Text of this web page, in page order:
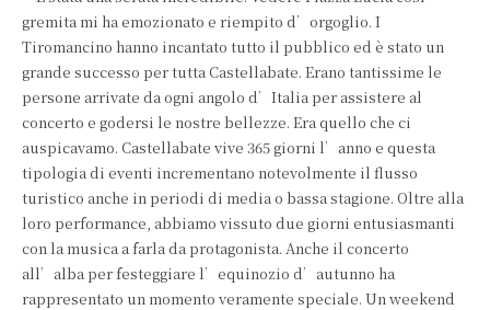
gremita mi ha emozionato e riempito d’orgoglio. I
Tiromancino hanno incantato tutto il pubblico ed è stato un
grande successo per tutta Castellabate. Erano tantissime le
persone arrivate da ogni angolo d’Italia per assistere al
concerto e godersi le nostre bellezze. Era quello che ci
auspicavamo. Castellabate vive 365 giorni l’anno e questa
tipologia di eventi incrementano notevolmente il flusso
turistico anche in periodi di media o bassa stagione. Oltre alla
loro performance, abbiamo vissuto due giorni entusiasmanti
con la musica a farla da protagonista. Anche il concerto
all’alba per festeggiare l’equinozio d’autunno ha
rappresentato un momento veramente speciale. Un weekend